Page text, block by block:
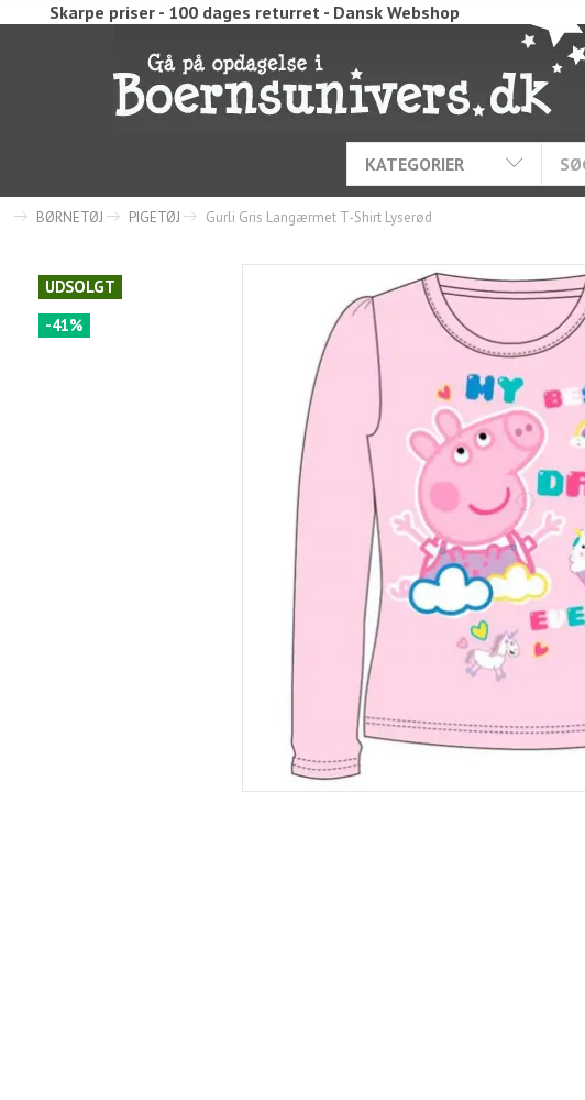
Skarpe priser - 100 dages returret - Dansk Webshop
KATEGORIER
BØRNETØJ PIGETØJ Gurli Gris Langærmet T-Shirt Lyserød
UDSOLGT
-41%